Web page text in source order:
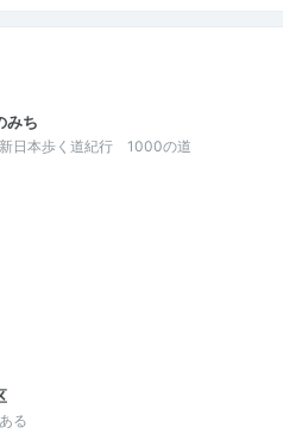
みち
日本歩く道紀行 1000の道
る